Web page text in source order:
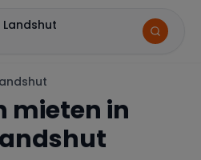
Landshut
mieten in